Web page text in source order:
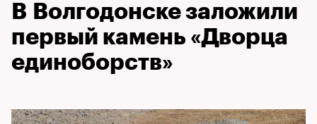
В Волгодонске заложили
первый камень «Дворца
единоборств»